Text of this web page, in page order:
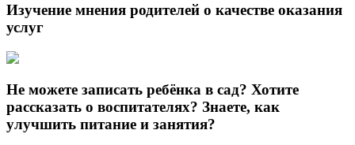
Изучение мнения родителей о качестве оказания
услуг
Не можете записать ребёнка в сад? Хотите
рассказать о воспитателях? Знаете, как
улучшить питание и занятия?